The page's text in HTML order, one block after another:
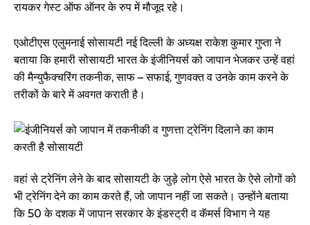
रायकर गेस्ट ऑफ ऑनर के रुप में मौजूद रहे।
एओटीएस एलुमनाई सोसायटी नई दिल्ली के अध्यक्ष राकेश कुमार गुप्ता ने
बताया कि हमारी सोसायटी भारत के इंजीनियर्स को जापान भेजकर उन्हें वहां
की मैन्युफैक्चरिंग तकनीक, साफ – सफाई, गुणवक्त व उनके काम करने के
तरीकों के बारे में अवगत कराती है।
वहां से ट्रेनिंग लेने के बाद सोसायटी के जुड़े लोग ऐसे भारत के ऐसे लोगों को
भी ट्रेनिंग देने का काम करते हैं, जो जापान नहीं जा सकते। उन्होंने बताया
कि 50 के दशक में जापान सरकार के इंडस्ट्री व कॅमर्स विभाग ने यह